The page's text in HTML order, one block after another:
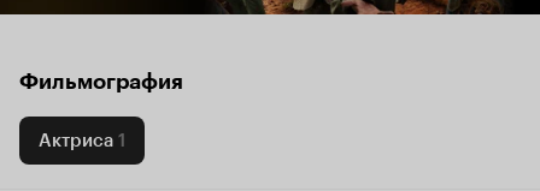
Фильмография
Актриса 1